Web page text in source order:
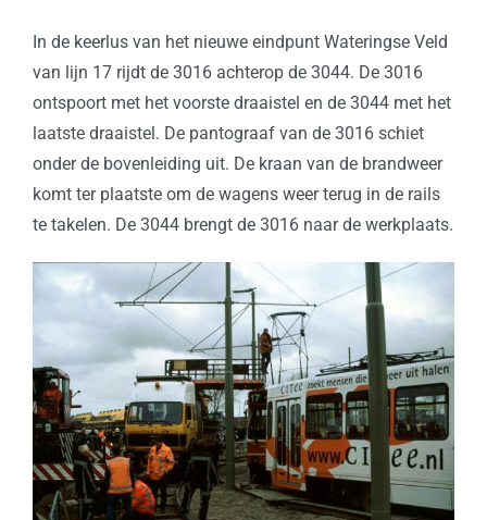
In de keerlus van het nieuwe eindpunt Wateringse Veld
van lijn 17 rijdt de 3016 achterop de 3044. De 3016
ontspoort met het voorste draaistel en de 3044 met het
laatste draaistel. De pantograaf van de 3016 schiet
onder de bovenleiding uit. De kraan van de brandweer
komt ter plaatste om de wagens weer terug in de rails
te takelen. De 3044 brengt de 3016 naar de werkplaats.